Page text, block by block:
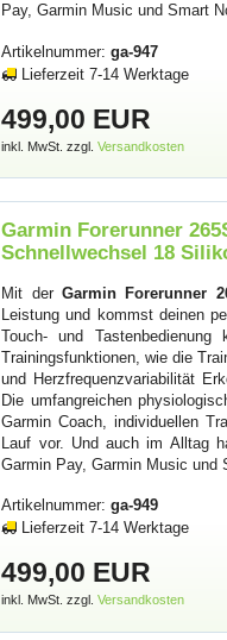
Pay, Garmin Music und Smart
Artikelnummer:ga-947
Lieferzeit 7-14 Werktage
499,00 EUR
inkl. MwSt. zzgl.Versandkosten
Garmin Forerunner
Schnellwechsel 18
Mit der Garmin Forerunner
Leistung und kommst deinen
Touch- und
Trainingsfunktionen, wie die
und Herzfrequenzvariabilität
Die umfangreichen
Garmin Coach, individuellen
Lauf vor. Und auch im Alltag
Garmin Pay, Garmin Music und
Artikelnummer:ga-949
Lieferzeit 7-14 Werktage
499,00 EUR
inkl. MwSt. zzgl.Versandkosten